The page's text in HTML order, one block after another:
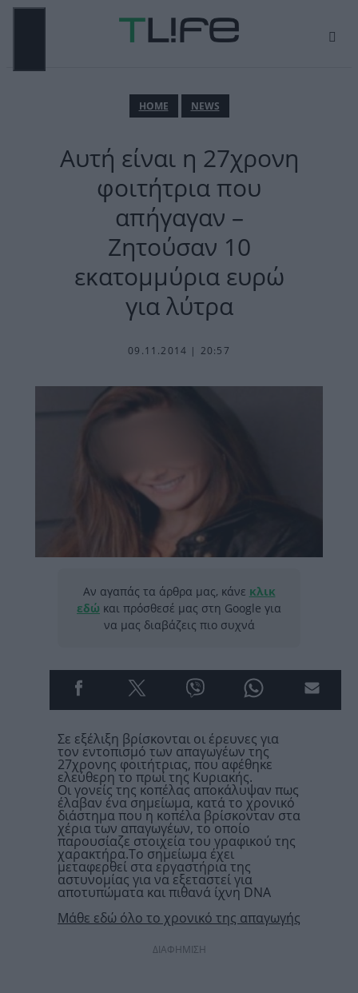
Μετάβαση
ΗΟΜΕ NEWS
Αυτή είναι η 27χρονη
φοιτήτρια που
απήγαγαν –
Ζητούσαν 10
εκατομμύρια ευρώ
για λύτρα
09.11.2014 | 20:57
Αν αγαπάς τα άρθρα μας, κάνε κλικ
εδώ και πρόσθεσέ μας στη Google για
να μας διαβάζεις πιο συχνά
Σε εξέλιξη βρίσκονται οι έρευνες για
τον εντοπισμό των απαγωγέων της
27χρονης φοιτήτριας, που αφέθηκε
ελεύθερη το πρωί της Κυριακής.
Οι γονείς της κοπέλας αποκάλυψαν πως
έλαβαν ένα σημείωμα, κατά το χρονικό
διάστημα που η κοπέλα βρίσκονταν στα
χέρια των απαγωγέων, το οποίο
παρουσίαζε στοιχεία του γραφικού της
χαρακτήρα.Το σημείωμα έχει
μεταφερθεί στα εργαστήρια της
αστυνομίας για να εξεταστεί για
αποτυπώματα και πιθανά ίχνη DNA
Μάθε εδώ όλο το χρονικό της απαγωγής
ΔΙΑΦΗΜΙΣΗ